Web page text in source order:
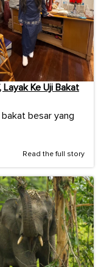
Ke Uji Bakat
bakat besar yang
Read the full story